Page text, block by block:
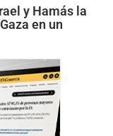
y Hamás la
en un